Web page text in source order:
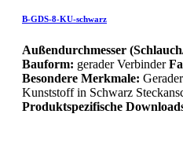
B-GDS-8-KU-schwarz
Außendurchmesser
Bauform: gerader Verbinder
Besondere Merkmale:
Kunststoff in Schwarz
Produktspezifische